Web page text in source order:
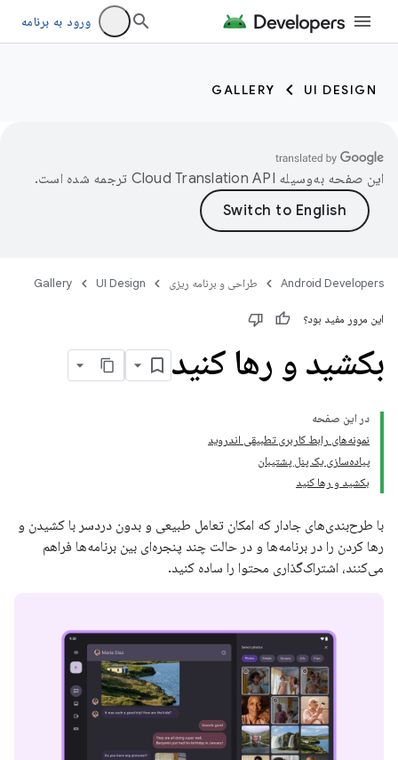
ورود به برنامه
UI DESIGN
GALLERY
این صفحه به‌وسیله ترجمه شده است.
Android Developers طراحی و برنامه ریزی UI Design
Gallery
این مرور مفید بود؟
بکشید و رها کنید
در این صفحه
نمونه‌های رابط کاربری تطبیقی ​​اندروید
پیاده‌سازی یک پنل پشتیبان
بکشید و رها کنید
با طرح‌بندی‌های جادار که امکان تعامل طبیعی و بدون دردسر با کشیدن و
رها کردن را در برنامه‌ها و در حالت چند پنجره‌ای بین برنامه‌ها فراهم
می‌کنند، اشتراک‌گذاری محتوا را ساده کنید.